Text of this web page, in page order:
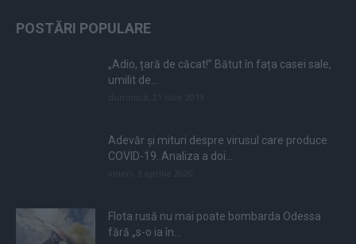
POSTĂRI POPULARE
„Adio, țară de căcat!” Bătut în fața casei sale,
umilit de...
Adevăr și mituri despre virusul care produce
COVID-19. Analiza a doi...
Flota rusă nu mai poate bombarda Odessa
fără „s-o ia în...